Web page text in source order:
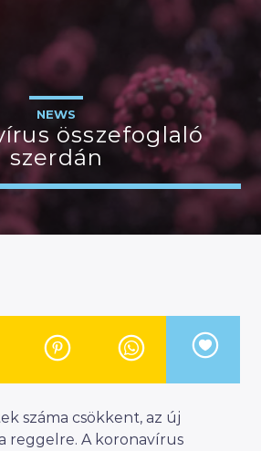
HITS
NEWS
összefoglaló
szerdán
száma csökkent, az új
reggelre. A koronavírus